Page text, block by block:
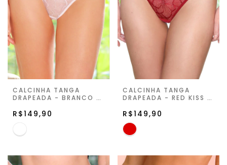
CALCINHA TANGA
DRAPEADA - BRANCO -
R$149,90
CALCINHA TANGA
DRAPEADA - RED KISS -
R$149,90